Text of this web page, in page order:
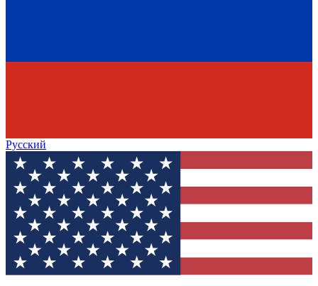
Русский